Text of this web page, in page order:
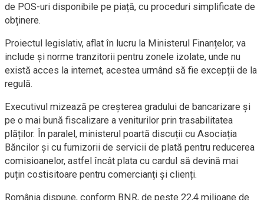
de POS-uri disponibile pe piață, cu proceduri simplificate de
obținere.
Proiectul legislativ, aflat în lucru la Ministerul Finanțelor, va
include și norme tranzitorii pentru zonele izolate, unde nu
există acces la internet, acestea urmând să fie excepții de la
regulă.
Executivul mizează pe creșterea gradului de bancarizare și
pe o mai bună fiscalizare a veniturilor prin trasabilitatea
plăților. În paralel, ministerul poartă discuții cu Asociația
Băncilor și cu furnizorii de servicii de plată pentru reducerea
comisioanelor, astfel încât plata cu cardul să devină mai
puțin costisitoare pentru comercianți și clienți.
România dispune, conform BNR, de peste 22,4 milioane de